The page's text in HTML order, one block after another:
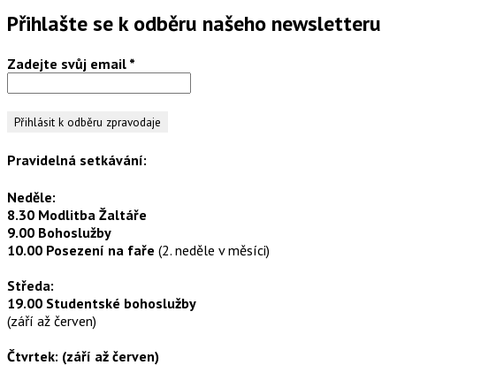
Přihlašte se k odběru našeho newsletteru
Zadejte svůj email *
Pravidelná setkávání:
Neděle:
8.30 Modlitba Žaltáře
9.00 Bohoslužby
10.00 Posezení na faře (2. neděle v měsíci)
Středa:
19.00 Studentské bohoslužby
(září až červen)
Čtvrtek: (září až červen)